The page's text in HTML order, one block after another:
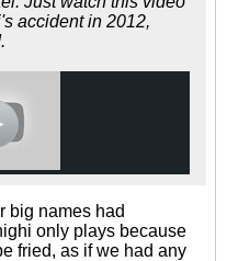
accident in 2012,
big names had
only plays because
fried, as if we had any